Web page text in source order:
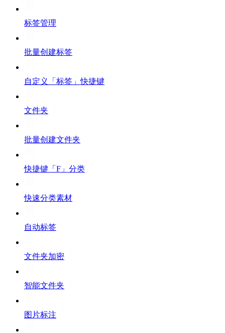
标签管理
批量创建标签
自定义「标签」快捷键
文件夹
批量创建文件夹
快捷键「F」分类
快速分类素材
自动标签
文件夹加密
智能文件夹
图片标注